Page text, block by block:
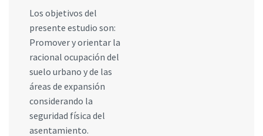
Los objetivos del
presente estudio son:
Promover y orientar la
racional ocupación del
suelo urbano y de las
áreas de expansión
considerando la
seguridad física del
asentamiento.